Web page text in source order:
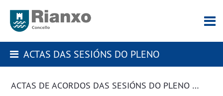
ACTAS DAS SESIÓNS DO PLENO
ACTAS DE ACORDOS DAS SESIÓNS DO PLENO DA CORPORACIÓN